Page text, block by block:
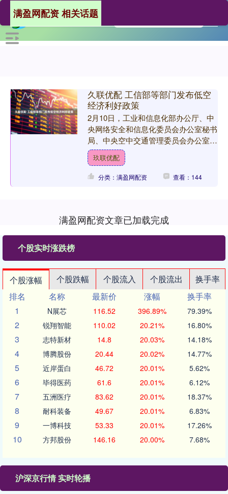
满盈网配资 相关话题
久联优配 工信部等部门发布低空
经济利好政策
2月10日，工业和信息化部办公厅、中
央网络安全和信息化委员会办公室秘书
局、中央空中交通管理委员会办公室综
合局、国家发展和改革委员会办公厅、
中国民用航空局综合司发....
玖联优配
分类：满盈网配资 查看：144
满盈网配资文章已加载完成
个股实时涨跌榜
个股涨幅 个股跌幅 个股流入 个股流出
换手率
排名
名称 最新价 涨幅
换手率
1
N展芯 116.52 396.89% 79.39%
2 锐翔智能 110.02 20.21% 16.80%
3 志特新材 14.8 20.03% 14.18%
4 博腾股份 20.44 20.02% 14.77%
5 近岸蛋白 46.72 20.01% 5.62%
6 毕得医药 61.6 20.01% 6.12%
7 五洲医疗 83.62 20.01% 18.37%
8 耐科装备 49.67 20.01% 6.83%
9 一博科技 53.33 20.01% 17.26%
10 方邦股份 146.16 20.00% 7.68%
沪深京行情 实时轮播